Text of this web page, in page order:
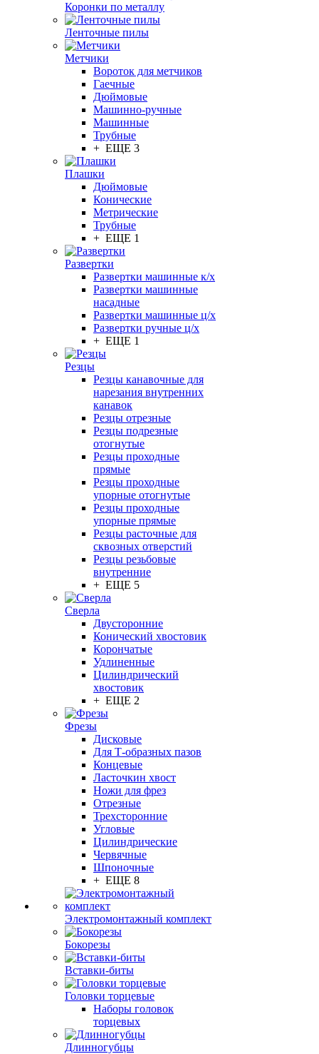
Коронки по металлу
Ленточные пилы
Метчики
Вороток для метчиков
Гаечные
Дюймовые
Машинно-ручные
Машинные
Трубные
+ ЕЩЕ 3
Плашки
Дюймовые
Конические
Метрические
Трубные
+ ЕЩЕ 1
Развертки
Развертки машинные к/х
Развертки машинные
насадные
Развертки машинные ц/х
Развертки ручные ц/х
+ ЕЩЕ 1
Резцы
Резцы канавочные для
нарезания внутренних
канавок
Резцы отрезные
Резцы подрезные
отогнутые
Резцы проходные
прямые
Резцы проходные
упорные отогнутые
Резцы проходные
упорные прямые
Резцы расточные для
сквозных отверстий
Резцы резьбовые
внутренние
+ ЕЩЕ 5
Сверла
Двусторонние
Конический хвостовик
Корончатые
Удлиненные
Цилиндрический
хвостовик
+ ЕЩЕ 2
Фрезы
Дисковые
Для Т-образных пазов
Концевые
Ласточкин хвост
Ножи для фрез
Отрезные
Трехсторонние
Угловые
Цилиндрические
Червячные
Шпоночные
+ ЕЩЕ 8
Электромонтажный комплект
Бокорезы
Вставки-биты
Головки торцевые
Наборы головок
торцевых
Длинногубцы